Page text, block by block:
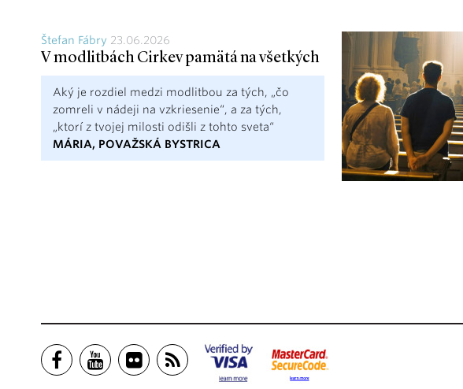
Štefan Fábry 23.06.2026
V modlitbách Cirkev pamätá na všetkých
Aký je rozdiel medzi modlitbou za tých, „čo
zomreli v nádeji na vzkriesenie“, a za tých,
„ktorí z tvojej milosti odišli z tohto sveta“
MÁRIA, POVAŽSKÁ BYSTRICA